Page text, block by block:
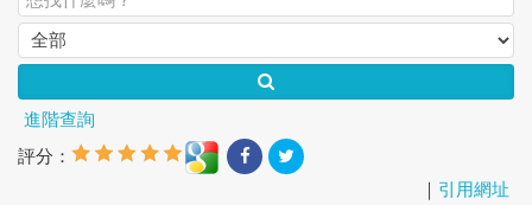
進階查詢
評分：
｜ 引用網址